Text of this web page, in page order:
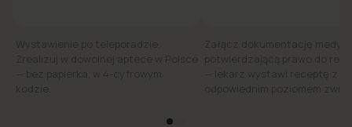
Wystawienie po teleporadzie.
Zrealizuj w dowolnej aptece w Polsce
— bez papierka, w 4-cyfrowym
kodzie.
Załącz dokumentację
potwierdzającą prawo do
— lekarz wystawi receptę z
odpowiednim poziomem